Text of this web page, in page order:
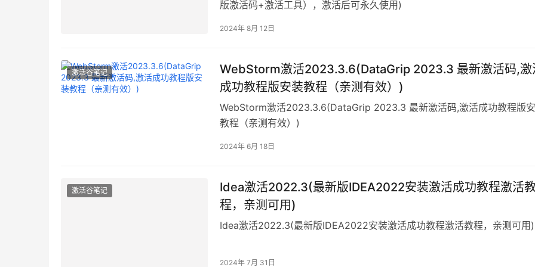
版激活码+激活工具），激活后可永久使用)
2024年 8月 12日
激活谷笔记
WebStorm激活2023.3.6(DataGrip 2023.3 最新激活码,激
成功教程版安装教程（亲测有效）)
WebStorm激活2023.3.6(DataGrip 2023.3 最新激活码,激活成功教程版
教程（亲测有效）)
2024年 6月 18日
激活谷笔记
Idea激活2022.3(最新版IDEA2022安装激活成功教程激活
程，亲测可用)
Idea激活2022.3(最新版IDEA2022安装激活成功教程激活教程，亲测可用)
2024年 7月 31日